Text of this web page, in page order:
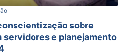
sobre
servidores e planejamento